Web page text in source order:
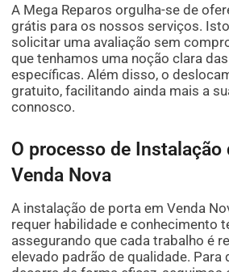
A Mega Reparos orgulha-se de
grátis para os nossos serviços.
solicitar uma avaliação sem
que tenhamos uma noção clara
específicas. Além disso, o
gratuito, facilitando ainda mais a
connosco.
O processo de Instalação
Venda Nova
A instalação de porta em Venda
requer habilidade e conhecimento
assegurando que cada trabalho é
elevado padrão de qualidade. Para